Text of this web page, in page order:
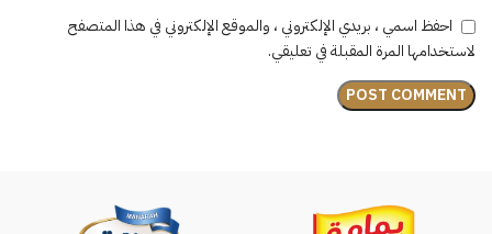
احفظ اسمي ، بريدي الإلكتروني ، والموقع الإلكتروني في هذا المتصفح
لاستخدامها المرة المقبلة في تعليقي.